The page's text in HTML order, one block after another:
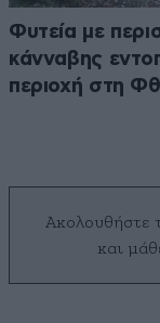
Φυτεία με
κάνναβης
περιοχή στη
Ακολουθήστε
και